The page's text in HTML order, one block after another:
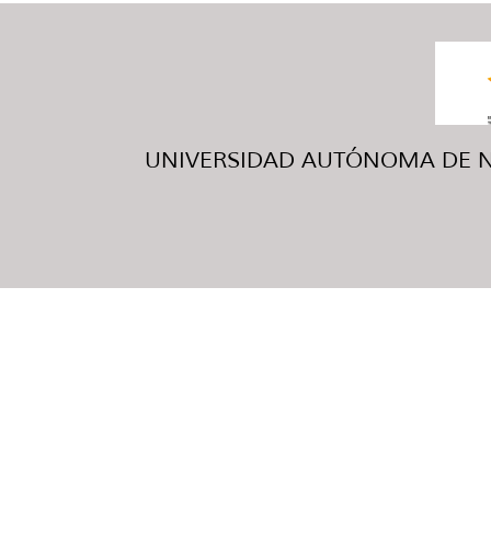
UNIVERSIDAD AUTÓNOMA DE